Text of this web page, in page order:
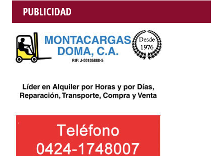
PUBLICIDAD